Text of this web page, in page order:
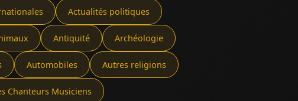
Actualités politiques
Antiquité Archéologie
Automobiles Autres religions
Chanteurs Musiciens